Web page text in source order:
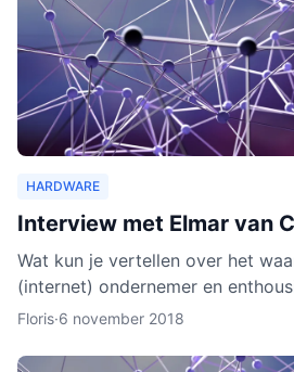
HARDWARE
Interview met Elmar van
Wat kun je vertellen over het
(internet) ondernemer en
was het een logische keuze om
Floris·6 november 2018